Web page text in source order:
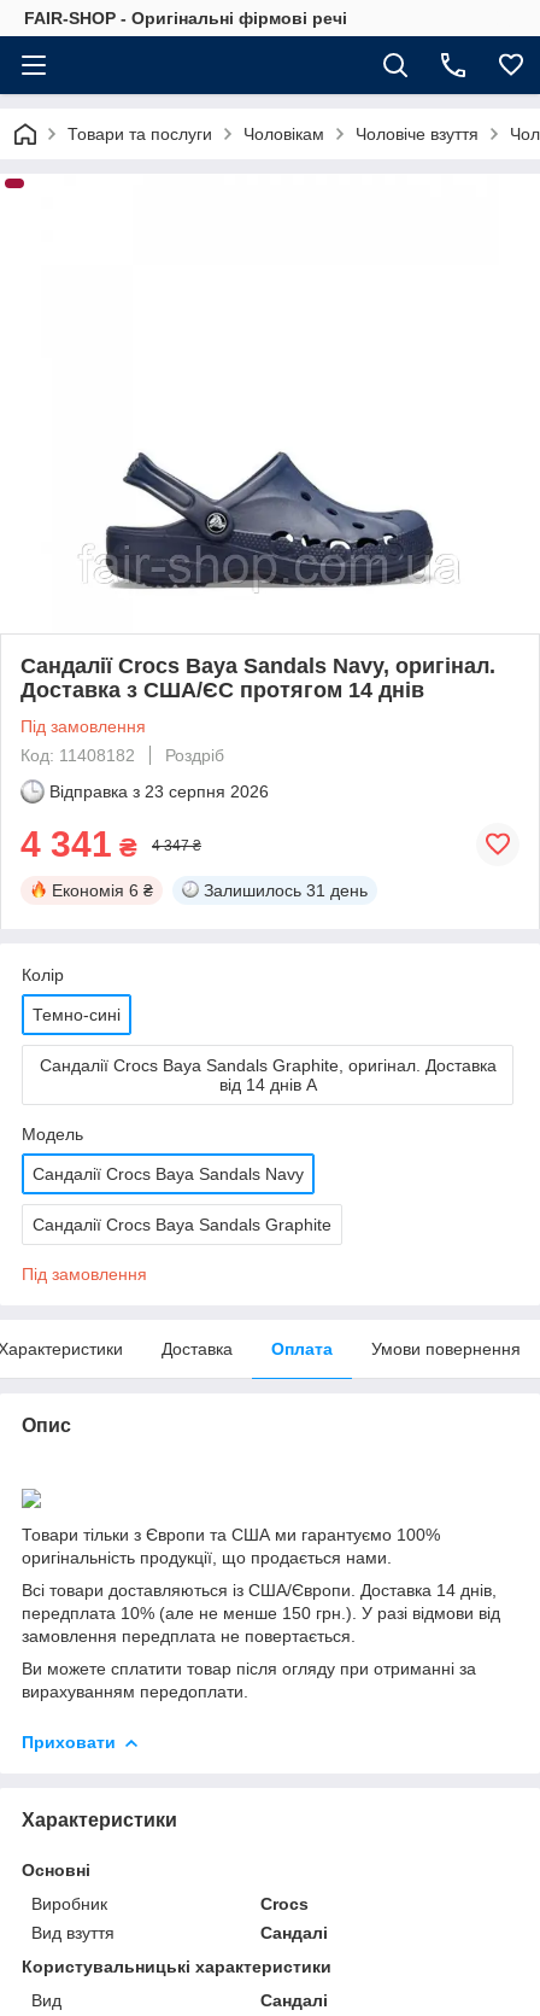
FAIR-SHOP - Оригінальні фірмові речі
Товари та послуги Чоловікам Чоловіче взуття
Сандалії Crocs Baya Sandals Navy, оригінал.
Доставка з США/ЄС протягом 14 днів
Під замовлення
Код: 11408182
Роздріб
Відправка з 23 серпня 2026
4 341 ₴ 4 347 ₴
Економія 6 ₴ Залишилось 31 день
Колір
Темно-сині
Сандалії Crocs Baya Sandals Graphite, оригінал. Доставка
від 14 днів A
Мoдель
Сандалії Crocs Baya Sandals Navy
Сандалії Crocs Baya Sandals Graphite
Під замовлення
Доставка Оплата Умови повернення
Опис
Товари тільки з Європи та США ми гарантуємо 100%
оригінальність продукції, що продається нами.
Всі товари доставляються із США/Європи. Доставка 14 днів,
передплата 10% (але не менше 150 грн.). У разі відмови від
замовлення передплата не повертається.
Ви можете сплатити товар після огляду при отриманні за
вирахуванням передоплати.
Приховати
Характеристики
Основні
Виробник
Crocs
Вид взуття
Сандалі
Користувальницькі характеристики
Вид
Сандалі